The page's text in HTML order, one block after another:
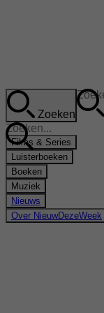
Zoeken
Films & Series
Luisterboeken
Boeken
Muziek
Nieuws
Over NieuwDezeWeek